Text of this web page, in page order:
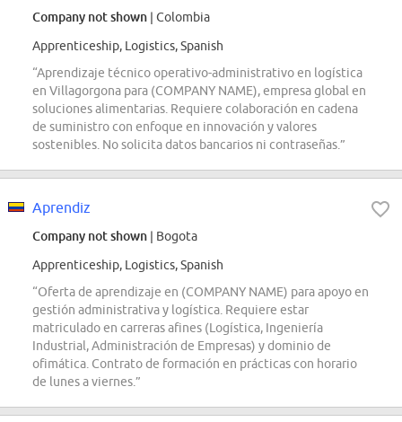
Company not shown | Colombia
Apprenticeship, Logistics, Spanish
“Aprendizaje técnico operativo-administrativo en logística
en Villagorgona para (COMPANY NAME), empresa global en
soluciones alimentarias. Requiere colaboración en cadena
de suministro con enfoque en innovación y valores
sostenibles. No solicita datos bancarios ni contraseñas.”
Aprendiz
Company not shown | Bogota
Apprenticeship, Logistics, Spanish
“Oferta de aprendizaje en (COMPANY NAME) para apoyo en
gestión administrativa y logística. Requiere estar
matriculado en carreras afines (Logística, Ingeniería
Industrial, Administración de Empresas) y dominio de
ofimática. Contrato de formación en prácticas con horario
de lunes a viernes.”